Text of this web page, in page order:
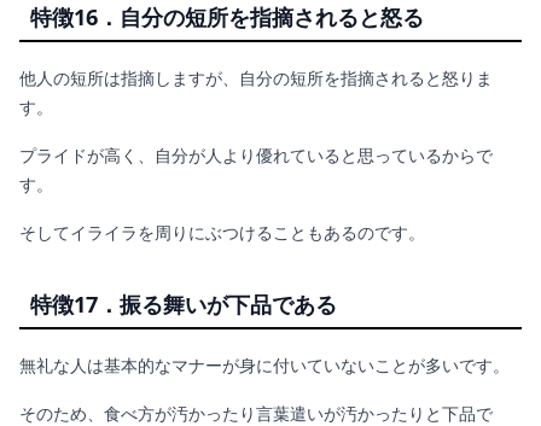
特徴16．自分の短所を指摘されると怒る
他人の短所は指摘しますが、自分の短所を指摘されると怒りま
す。
プライドが高く、自分が人より優れていると思っているからで
す。
そしてイライラを周りにぶつけることもあるのです。
特徴17．振る舞いが下品である
無礼な人は基本的なマナーが身に付いていないことが多いです。
そのため、食べ方が汚かったり言葉遣いが汚かったりと下品で